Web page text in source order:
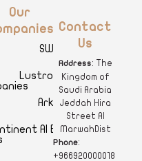
Our
SWAR
Lustro Clinics
Arkan
Al Ertiqaa Hotel
Contact
Us
Address: The
Kingdom of
Saudi Arabia
Jeddah Hira
Street Al
MarwahDist
Phone:
+966920000018